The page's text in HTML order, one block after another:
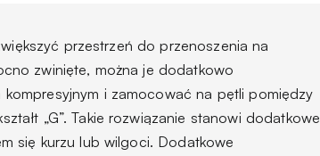
przestrzeń do przenoszenia na
zwinięte, można je dodatkowo
i zamocować na pętli pomiędzy
„G”. Takie rozwiązanie stanowi dodatkowe
się kurzu lub wilgoci. Dodatkowe